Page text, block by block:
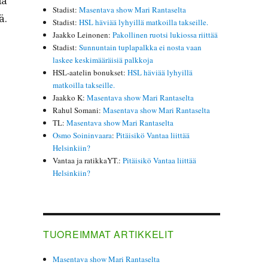
kaupunkia?”
Stadist:Masentava show Mari Rantaselta
Stadist:HSL häviää lyhyillä matkoilla takseille.
Jaakko Leinonen:Pakollinen ruotsi lukiossa riittää
Stadist:Sunnuntain tuplapalkka ei nosta vaan
laskee keskimääräisiä palkkoja
HSL-aatelin bonukset:HSL häviää lyhyillä
matkoilla takseille.
Jaakko K:Masentava show Mari Rantaselta
Rahul Somani:Masentava show Mari Rantaselta
TL:Masentava show Mari Rantaselta
Osmo Soininvaara:Pitäisikö Vantaa liittää
Helsinkiin?
Vantaa ja ratikkaYT.:Pitäisikö Vantaa liittää
Helsinkiin?
TUOREIMMAT ARTIKKELIT
Masentava show Mari Rantaselta